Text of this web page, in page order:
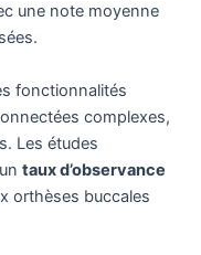
une note moyenne
fonctionnalités
complexes,
Les études
taux d’observance
orthèses buccales